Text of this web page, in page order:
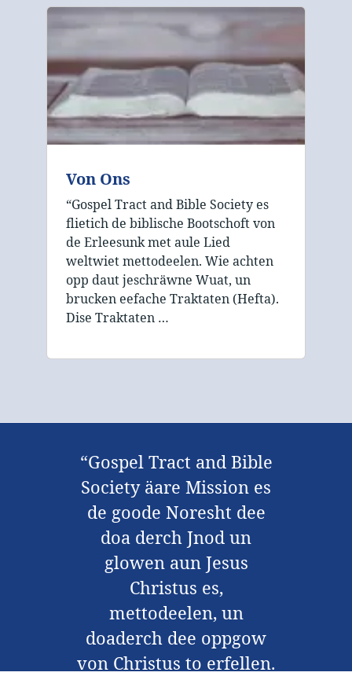
Von Ons
“Gospel Tract and Bible Society es
flietich de biblische Bootschoft von
de Erleesunk met aule Lied
weltwiet mettodeelen. Wie achten
opp daut jeschräwne Wuat, un
brucken eefache Traktaten (Hefta).
Dise Traktaten …
“Gospel Tract and Bible
Society äare Mission es
de goode Noresht dee
doa derch Jnod un
glowen aun Jesus
Christus es,
mettodeelen, un
doaderch dee oppgow
von Christus to erfellen.